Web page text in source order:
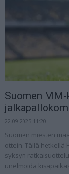
Suomen
22.09.2025 11:20
Suomen miesten
ottein. Tällä hetkellä
syksyn
unelmoida